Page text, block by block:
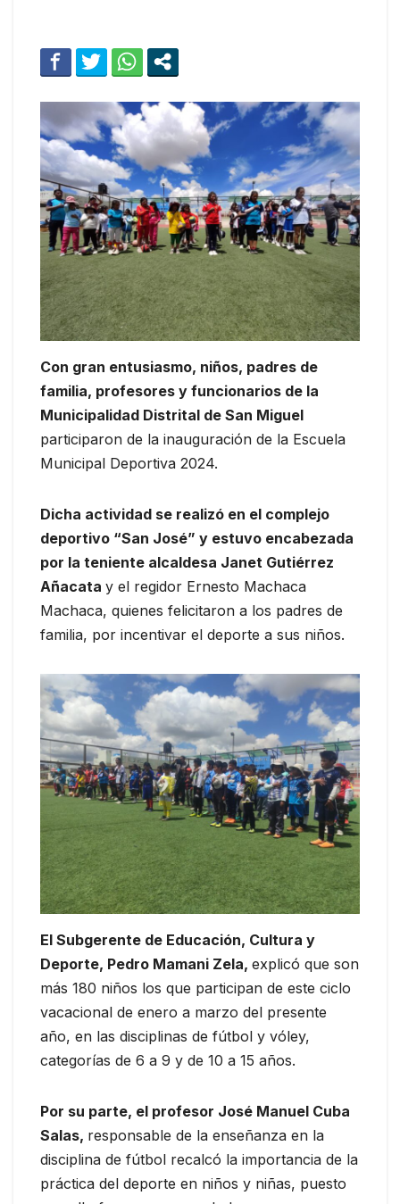
Con gran entusiasmo, niños, padres de
familia, profesores y funcionarios de la
Municipalidad Distrital de San Miguel
participaron de la inauguración de la Escuela
Municipal Deportiva 2024.
Dicha actividad se realizó en el complejo
deportivo “San José” y estuvo encabezada
por la teniente alcaldesa Janet Gutiérrez
Añacata y el regidor Ernesto Machaca
Machaca, quienes felicitaron a los padres de
familia, por incentivar el deporte a sus niños.
El Subgerente de Educación, Cultura y
Deporte, Pedro Mamani Zela, explicó que son
más 180 niños los que participan de este ciclo
vacacional de enero a marzo del presente
año, en las disciplinas de fútbol y vóley,
categorías de 6 a 9 y de 10 a 15 años.
Por su parte, el profesor José Manuel Cuba
Salas, responsable de la enseñanza en la
disciplina de fútbol recalcó la importancia de la
práctica del deporte en niños y niñas, puesto